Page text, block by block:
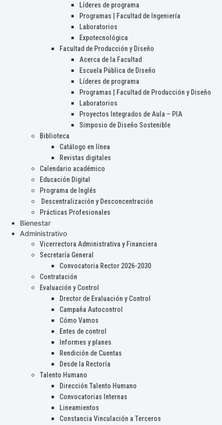
Líderes de programa
Programas | Facultad de Ingeniería
Laboratorios
Expotecnológica
Facultad de Producción y Diseño
Acerca de la Facultad
Escuela Pública de Diseño
Líderes de programa
Programas | Facultad de Producción y Diseño
Laboratorios
Proyectos Integrados de Aula – PIA
Simposio de Diseño Sostenible
Biblioteca
Catálogo en línea
Revistas digitales
Calendario académico
Educación Digital
Programa de Inglés
Descentralización y Desconcentración
Prácticas Profesionales
Bienestar
Administrativo
Vicerrectora Administrativa y Financiera
Secretaría General
Convocatoria Rector 2026-2030
Contratación
Evaluación y Control
Drector de Evaluación y Control
Campaña Autocontrol
Cómo Vamos
Entes de control
Informes y planes
Rendición de Cuentas
Desde la Rectoría
Talento Humano
Dirección Talento Humano
Convocatorias Internas
Lineamientos
Constancia Vinculación a Terceros